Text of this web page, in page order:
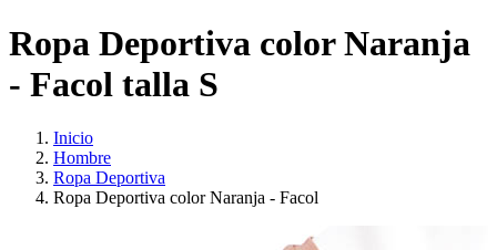
Ropa Deportiva color Naranja
- Facol talla S
Inicio
Hombre
Ropa Deportiva
Ropa Deportiva color Naranja - Facol